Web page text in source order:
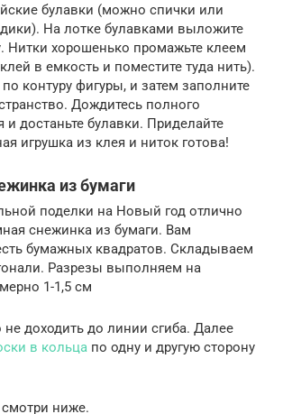
булавки (можно спички или
На лотке булавками выложите
Нитки хорошенько промажьте клеем
в емкость и поместите туда нить).
контуру фигуры, и затем заполните
Дождитесь полного
достаньте булавки. Приделайте
игрушка из клея и ниток готова!
из бумаги
поделки на Новый год отлично
снежинка из бумаги. Вам
бумажных квадратов. Складываем
Разрезы выполняем на
1-1,5 см
доходить до линии сгиба. Далее
в кольца по одну и другую сторону
ниже.